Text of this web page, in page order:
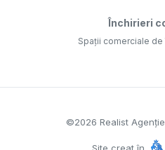
Închirieri
Spații comerciale de
©2026 Realist